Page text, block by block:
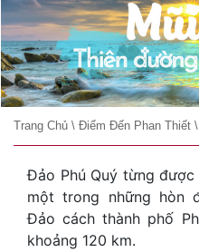
Trang Chủ \ Điểm Đến Phan Thiết \
Đảo Phú Quý từng
một trong những hòn
Đảo cách thành phố
khoảng 120 km.